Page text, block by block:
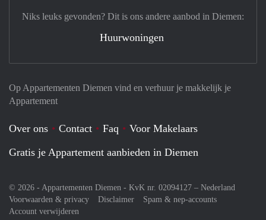
Op Appartementen Diemen vind en verhuur je makkelijk je
Appartement
Over ons Contact Faq
Voor Makelaars
Gratis je Appartement aanbieden in Diemen
© 2026 - Appartementen Diemen - KvK nr. 02094127 – Nederland
Voorwaarden & privacy
Disclaimer
Spam & nep-accounts
Account verwijderen
Niks leuks gevonden? Dit is ons andere aanbod in Diemen:
Huurwoningen